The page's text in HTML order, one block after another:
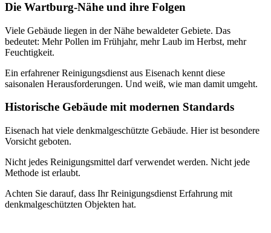
Die Wartburg-Nähe und ihre Folgen
Viele Gebäude liegen in der Nähe bewaldeter Gebiete. Das
bedeutet: Mehr Pollen im Frühjahr, mehr Laub im Herbst, mehr
Feuchtigkeit.
Ein erfahrener Reinigungsdienst aus Eisenach kennt diese
saisonalen Herausforderungen. Und weiß, wie man damit umgeht.
Historische Gebäude mit modernen Standards
Eisenach hat viele denkmalgeschützte Gebäude. Hier ist besondere
Vorsicht geboten.
Nicht jedes Reinigungsmittel darf verwendet werden. Nicht jede
Methode ist erlaubt.
Achten Sie darauf, dass Ihr Reinigungsdienst Erfahrung mit
denkmalgeschützten Objekten hat.